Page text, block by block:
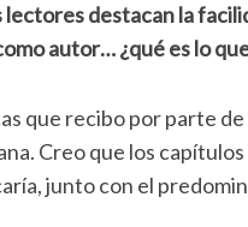
destacan la
autor… ¿qué es lo
que recibo por parte
Creo que los
junto con el
S